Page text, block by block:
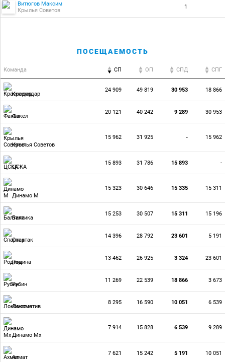
Витюгов Максим
Крылья Советов
1
ПОСЕЩАЕМОСТЬ
Команда СП ОП CПД CПГ
Краснодар
24 909 49 819 30 953 18 866
Факел
20 121 40 242 9 289 30 953
Крылья Советов
15 962 31 925 - 15 962
ЦСКА
15 893 31 786 15 893 -
Динамо М
15 323 30 646 15 335 15 311
Балтика
15 253 30 507 15 311 15 196
Спартак
14 396 28 792 23 601 5 191
Родина
13 462 26 925 3 324 23 601
Рубин
11 269 22 539 18 866 3 673
Локомотив
8 295 16 590 10 051 6 539
Динамо Мх
7 914 15 828 6 539 9 289
Ахмат
7 621 15 242 5 191 10 051